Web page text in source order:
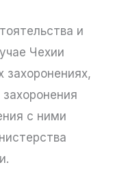
и
Чехии
захоронениях,
с ними